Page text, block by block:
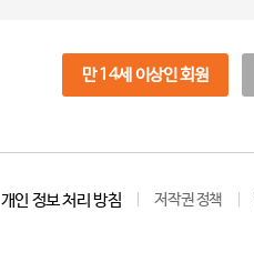
만 14세 이상인 회원
개인 정보 처리 방침 저작권 정책